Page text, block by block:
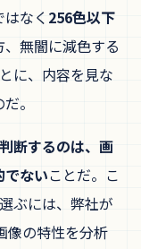
なく 256色以下
、無闇に減色する
に、内容を見な
。
断するのは、画
でないことだ。こ
ぶには、弊社が
像の特性を分析